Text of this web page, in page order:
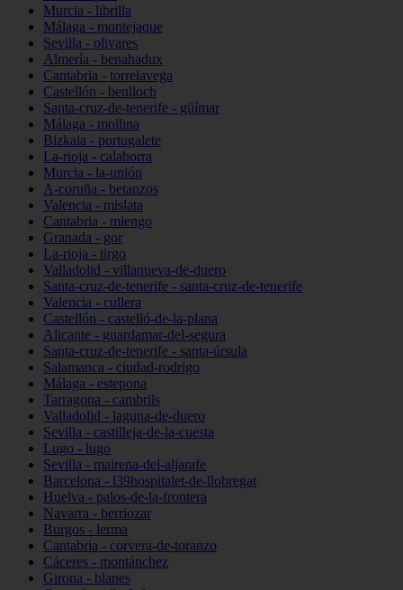
Murcia - librilla
Málaga - montejaque
Sevilla - olivares
Almería - benahadux
Cantabria - torrelavega
Castellón - benlloch
Santa-cruz-de-tenerife - güímar
Málaga - mollina
Bizkaia - portugalete
La-rioja - calahorra
Murcia - la-unión
A-coruña - betanzos
Valencia - mislata
Cantabria - miengo
Granada - gor
La-rioja - tirgo
Valladolid - villanueva-de-duero
Santa-cruz-de-tenerife - santa-cruz-de-tenerife
Valencia - cullera
Castellón - castelló-de-la-plana
Alicante - guardamar-del-segura
Santa-cruz-de-tenerife - santa-úrsula
Salamanca - ciudad-rodrigo
Málaga - estepona
Tarragona - cambrils
Valladolid - laguna-de-duero
Sevilla - castilleja-de-la-cuesta
Lugo - lugo
Sevilla - mairena-del-aljarafe
Barcelona - l39hospitalet-de-llobregat
Huelva - palos-de-la-frontera
Navarra - berriozar
Burgos - lerma
Cantabria - corvera-de-toranzo
Cáceres - montánchez
Girona - blanes